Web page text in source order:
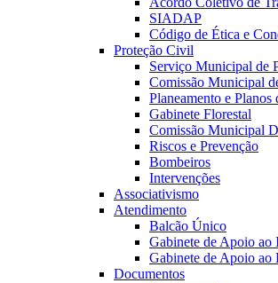
SIADAP
Código de Ética e
Proteção Civil
Serviço Municipal de
Comissão Municipal
Planeamento e Planos
Gabinete Florestal
Comissão Municipal
Riscos e Prevenção
Bombeiros
Intervenções
Associativismo
Atendimento
Balcão Único
Gabinete de Apoio ao
Gabinete de Apoio ao
Documentos